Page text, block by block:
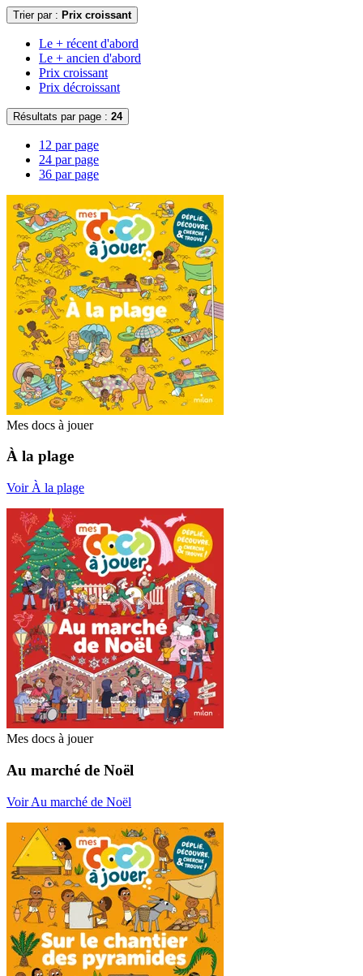
Trier par : Prix croissant
Le + récent d'abord
Le + ancien d'abord
Prix croissant
Prix décroissant
Résultats par page : 24
12 par page
24 par page
36 par page
Mes docs à jouer
À la plage
Voir À la plage
Mes docs à jouer
Au marché de Noël
Voir Au marché de Noël